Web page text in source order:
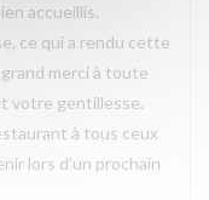
accueillis.
ce qui a rendu cette
merci à toute
votre gentillesse.
à tous ceux
lors d’un prochain